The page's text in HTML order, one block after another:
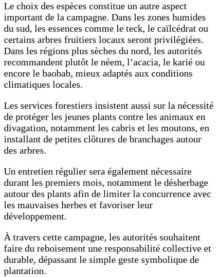
Le choix des espèces constitue un autre aspect
important de la campagne. Dans les zones humides
du sud, les essences comme le teck, le caïlcédrat ou
certains arbres fruitiers locaux seront privilégiées.
Dans les régions plus sèches du nord, les autorités
recommandent plutôt le néem, l’acacia, le karié ou
encore le baobab, mieux adaptés aux conditions
climatiques locales.
Les services forestiers insistent aussi sur la nécessité
de protéger les jeunes plants contre les animaux en
divagation, notamment les cabris et les moutons, en
installant de petites clôtures de branchages autour
des arbres.
Un entretien régulier sera également nécessaire
durant les premiers mois, notamment le désherbage
autour des plants afin de limiter la concurrence avec
les mauvaises herbes et favoriser leur
développement.
À travers cette campagne, les autorités souhaitent
faire du reboisement une responsabilité collective et
durable, dépassant le simple geste symbolique de
plantation.